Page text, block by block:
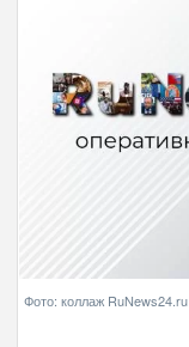
Фото: коллаж RuNews24.ru